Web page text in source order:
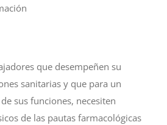
que desempeñen su
sanitarias y que para un
sus funciones, necesiten
de las pautas farmacológicas